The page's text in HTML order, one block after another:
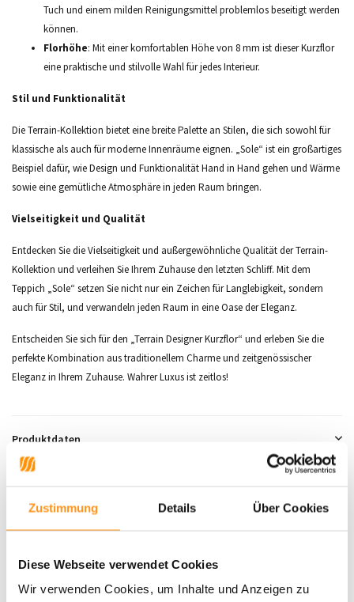
Zustimmung Details Über Cookies
Diese Webseite verwendet Cookies
Wir verwenden Cookies, um Inhalte und Anzeigen zu
Tuch und einem milden Reinigungsmittel problemlos beseitigt werden
können.
Florhöhe: Mit einer komfortablen Höhe von 8 mm ist dieser Kurzflor
eine praktische und stilvolle Wahl für jedes Interieur.
Stil und Funktionalität
Die Terrain-Kollektion bietet eine breite Palette an Stilen, die sich sowohl für
klassische als auch für moderne Innenräume eignen. „Sole“ ist ein großartiges
Beispiel dafür, wie Design und Funktionalität Hand in Hand gehen und Wärme
sowie eine gemütliche Atmosphäre in jeden Raum bringen.
Vielseitigkeit und Qualität
Entdecken Sie die Vielseitigkeit und außergewöhnliche Qualität der Terrain-
Kollektion und verleihen Sie Ihrem Zuhause den letzten Schliff. Mit dem
Teppich „Sole“ setzen Sie nicht nur ein Zeichen für Langlebigkeit, sondern
auch für Stil, und verwandeln jeden Raum in eine Oase der Eleganz.
Entscheiden Sie sich für den „Terrain Designer Kurzflor“ und erleben Sie die
perfekte Kombination aus traditionellem Charme und zeitgenössischer
Eleganz in Ihrem Zuhause. Wahrer Luxus ist zeitlos!
Produktdaten